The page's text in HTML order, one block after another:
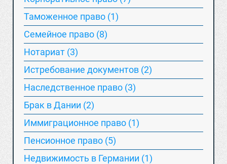
Таможенное право (1)
Семейное право (8)
Нотариат (3)
Истребование документов (2)
Наследственное право (3)
Брак в Дании (2)
Иммиграционное право (1)
Пенсионное право (5)
Недвижимость в Германии (1)